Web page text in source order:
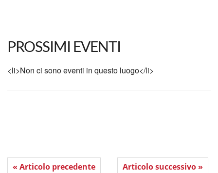
PROSSIMI EVENTI
<li>Non ci sono eventi in questo luogo</li>
« Articolo precedente Articolo successivo »